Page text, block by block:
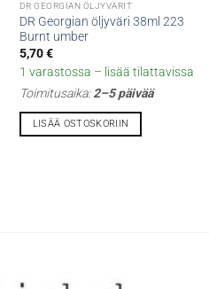
DR GEORGIAN ÖLJYVÄRIT
DR Georgian öljyväri 38ml 223
Burnt umber
5,70€
1 varastossa – lisää tilattavissa
Toimitusaika:2–5 päivää
LISÄÄ OSTOSKORIIN